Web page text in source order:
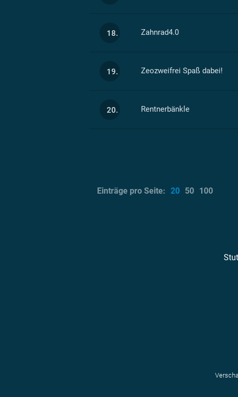
18. Zahnrad4.0
19. Zeozweifrei Spaß dabei!
20. Rentnerbänkle
Einträge pro Seite: 20 50 100